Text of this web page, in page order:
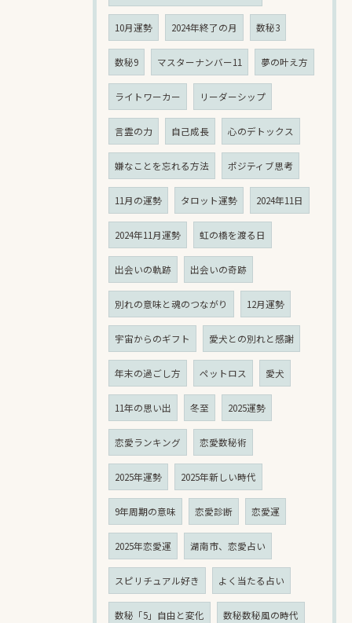
10月運勢 2024年終了の月 数秘3
数秘9 マスターナンバー11 夢の叶え方
ライトワーカー リーダーシップ
言霊の力 自己成長 心のデトックス
嫌なことを忘れる方法 ポジティブ思考
11月の運勢 タロット運勢 2024年11日
2024年11月運勢 虹の橋を渡る日
出会いの軌跡 出会いの奇跡
別れの意味と魂のつながり 12月運勢
宇宙からのギフト 愛犬との別れと感謝
年末の過ごし方 ペットロス 愛犬
11年の思い出 冬至 2025運勢
恋愛ランキング 恋愛数秘術
2025年運勢 2025年新しい時代
9年周期の意味 恋愛診断 恋愛運
2025年恋愛運 湖南市、恋愛占い
スピリチュアル好き よく当たる占い
数秘「5」自由と変化 数秘数秘風の時代